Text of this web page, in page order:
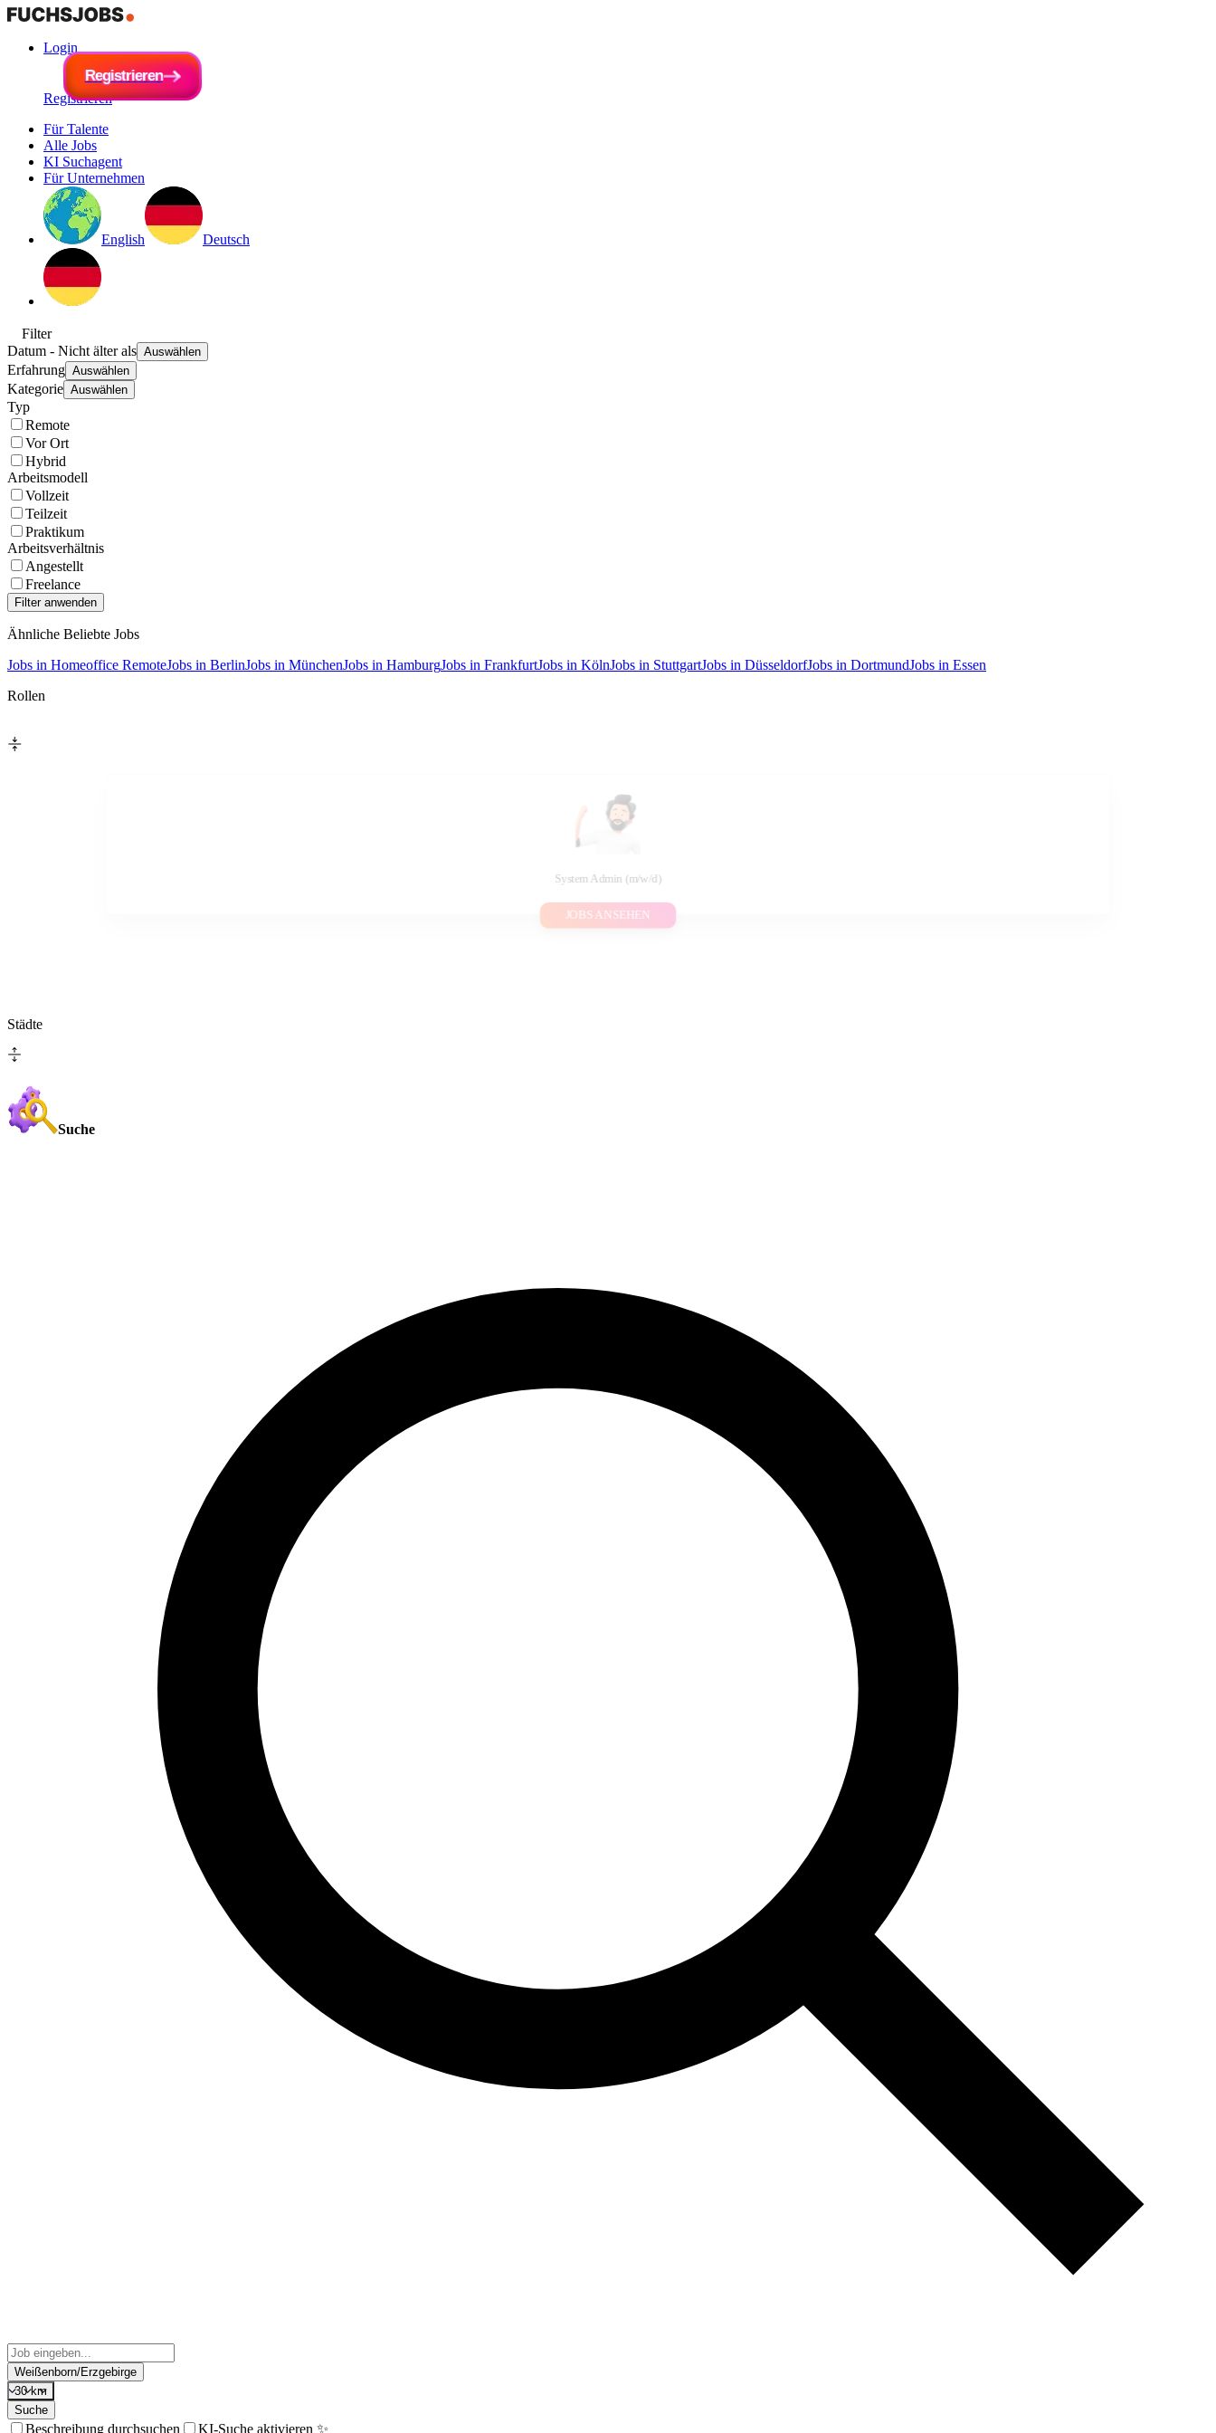
Login
Registrieren
Registrieren
Registrieren
Für Talente
Alle Jobs
KI Suchagent
Für Unternehmen
English Deutsch
Filter
Datum - Nicht älter als Auswählen
Erfahrung Auswählen
Kategorie Auswählen
Typ
Remote
Vor Ort
Hybrid
Arbeitsmodell
Vollzeit
Teilzeit
Praktikum
Arbeitsverhältnis
Angestellt
Freelance
Ähnliche Beliebte Jobs
Jobs in Homeoffice RemoteJobs in BerlinJobs in MünchenJobs in HamburgJobs in FrankfurtJobs in KölnJobs in StuttgartJobs in DüsseldorfJobs in DortmundJobs in Essen
Rollen
System Admin (m/w/d)
JOBS ANSEHEN
Städte
Suche
Weißenborn/Erzgebirge
30 km
Suche
Beschreibung durchsuchen KI-Suche aktivieren ✨